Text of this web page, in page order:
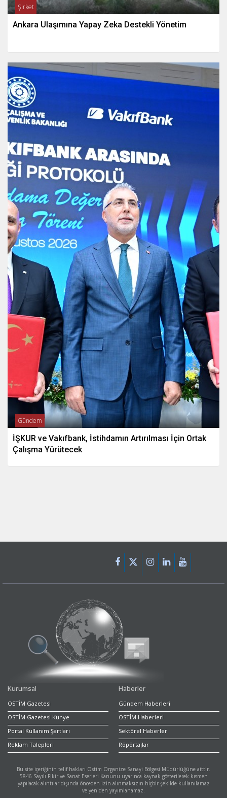
Şirket
Ankara Ulaşımına Yapay Zeka Destekli Yönetim
Gündem
İŞKUR ve Vakıfbank, İstihdamın Artırılması İçin Ortak
Çalışma Yürütecek
Kurumsal
OSTİM Gazetesi
OSTİM Gazetesi Künye
Portal Kullanım Şartları
Reklam Talepleri
Haberler
Gündem Haberleri
OSTİM Haberleri
Sektörel Haberler
Röpörtajlar
Bu site içeriğinin telif hakları Ostim Organize Sanayi Bölgesi Müdürlüğüne aittir.
5846 Sayılı Fikir ve Sanat Eserleri Kanunu uyarınca kaynak gösterilerek kısmen
yapılacak alıntılar dışında önceden izin alınmaksızın hiçbir şekilde kullanılamaz
ve yeniden yayımlanamaz.